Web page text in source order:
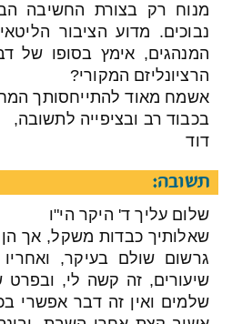
מנוח רק בצורת החשיבה
נבוכים. מדוע הציבור
המנהגים, אימץ בסופו של
הרציונליזם המקורי?
אשמח מאוד להתייחסותך
בכבוד רב ובציפייה לתשובה,
דוד
תשובה:
שלום עליך ד' היקר הי"ו
שאלותיך כבדות משקל, אך הן
גרשום שולם בעיקר,
שיעורים, זה קשה לי,
שלמים ואין זה דבר אפשרי